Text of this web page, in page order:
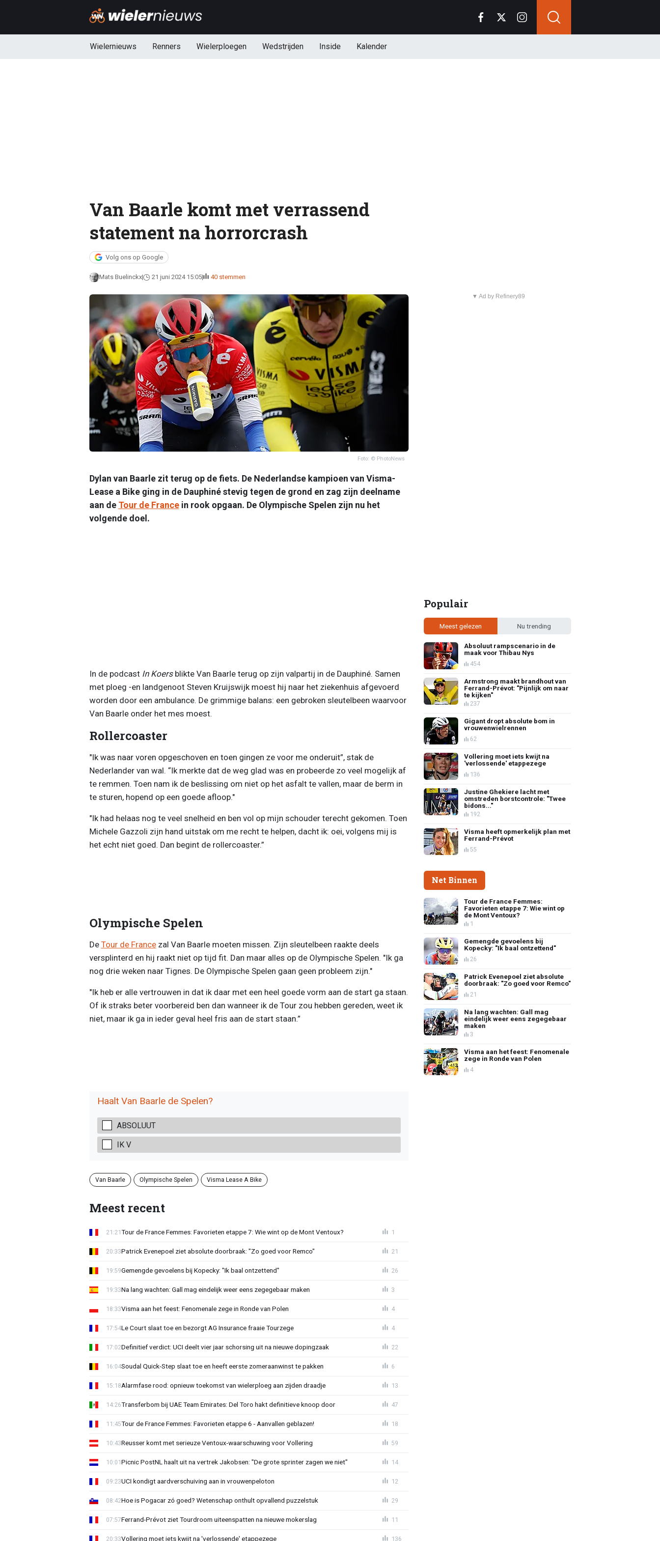
Wielernieuws Renners Wielerploegen Wedstrijden Inside Kalender
Van Baarle komt met verrassend
statement na horrorcrash
Volg ons op Google
Mats Buelinckx 21 juni 2024 15:05 40 stemmen
Foto: © PhotoNews
Dylan van Baarle zit terug op de fiets. De Nederlandse kampioen van Visma-
Lease a Bike ging in de Dauphiné stevig tegen de grond en zag zijn deelname
aan de Tour de Francein rook opgaan. De Olympische Spelen zijn nu het
volgende doel.
In de podcast In Koers blikte Van Baarle terug op zijn valpartij in de Dauphiné. Samen
met ploeg -en landgenoot Steven Kruijswijk moest hij naar het ziekenhuis afgevoerd
worden door een ambulance. De grimmige balans: een gebroken sleutelbeen waarvoor
Van Baarle onder het mes moest.
Rollercoaster
"Ik was naar voren opgeschoven en toen gingen ze voor me onderuit”, stak de
Nederlander van wal. “Ik merkte dat de weg glad was en probeerde zo veel mogelijk af
te remmen. Toen nam ik de beslissing om niet op het asfalt te vallen, maar de berm in
te sturen, hopend op een goede afloop."
"Ik had helaas nog te veel snelheid en ben vol op mijn schouder terecht gekomen. Toen
Michele Gazzoli zijn hand uitstak om me recht te helpen, dacht ik: oei, volgens mij is
het echt niet goed. Dan begint de rollercoaster.”
Olympische Spelen
De Tour de Francezal Van Baarle moeten missen. Zijn sleutelbeen raakte deels
versplinterd en hij raakt niet op tijd fit. Dan maar alles op de Olympische Spelen. "Ik ga
nog drie weken naar Tignes. De Olympische Spelen gaan geen probleem zijn."
"Ik heb er alle vertrouwen in dat ik daar met een heel goede vorm aan de start ga staan.
Of ik straks beter voorbereid ben dan wanneer ik de Tour zou hebben gereden, weet ik
niet, maar ik ga in ieder geval heel fris aan de start staan.”
Haalt Van Baarle de Spelen?
ABSOLUUT
IK V
Van Baarle Olympische Spelen Visma Lease A Bike
Meest recent
Tour de France Femmes: Favorieten etappe 7: Wie wint op de Mont Ventoux?
21:21 1
Patrick Evenepoel ziet absolute doorbraak: "Zo goed voor Remco"
20:33 21
Gemengde gevoelens bij Kopecky: "Ik baal ontzettend"
19:59 26
Na lang wachten: Gall mag eindelijk weer eens zegegebaar maken
19:33 3
Visma aan het feest: Fenomenale zege in Ronde van Polen
18:33 4
Le Court slaat toe en bezorgt AG Insurance fraaie Tourzege
17:54 4
Definitief verdict: UCI deelt vier jaar schorsing uit na nieuwe dopingzaak
17:02 22
Soudal Quick-Step slaat toe en heeft eerste zomeraanwinst te pakken
16:04 6
Alarmfase rood: opnieuw toekomst van wielerploeg aan zijden draadje
15:18 13
Transferbom bij UAE Team Emirates: Del Toro hakt definitieve knoop door
14:26 47
Tour de France Femmes: Favorieten etappe 6 - Aanvallen geblazen!
11:45 18
Reusser komt met serieuze Ventoux-waarschuwing voor Vollering
10:43 59
Picnic PostNL haalt uit na vertrek Jakobsen: "De grote sprinter zagen we niet"
10:01 14
UCI kondigt aardverschuiving aan in vrouwenpeloton
09:23 12
Hoe is Pogacar zó goed? Wetenschap onthult opvallend puzzelstuk
08:42 29
Ferrand-Prévot ziet Tourdroom uiteenspatten na nieuwe mokerslag
07:57 11
Vollering moet iets kwijt na 'verlossende' etappezege
20:33 136
▼ Ad by Refinery89
Populair
Meest gelezen Nu trending
Absoluut rampscenario in de
maak voor Thibau Nys
454
Armstrong maakt brandhout van
Ferrand-Prévot: "Pijnlijk om naar
te kijken"
237
Gigant dropt absolute bom in
vrouwenwielrennen
62
Vollering moet iets kwijt na
'verlossende' etappezege
136
Justine Ghekiere lacht met
omstreden borstcontrole: "Twee
bidons..."
192
Visma heeft opmerkelijk plan met
Ferrand-Prévot
55
Net Binnen
Tour de France Femmes:
Favorieten etappe 7: Wie wint op
de Mont Ventoux?
1
Gemengde gevoelens bij
Kopecky: "Ik baal ontzettend"
26
Patrick Evenepoel ziet absolute
doorbraak: "Zo goed voor Remco"
21
Na lang wachten: Gall mag
eindelijk weer eens zegegebaar
maken
3
Visma aan het feest: Fenomenale
zege in Ronde van Polen
4